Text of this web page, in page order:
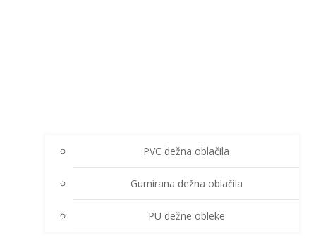
PVC dežna oblačila
Gumirana dežna oblačila
PU dežne obleke